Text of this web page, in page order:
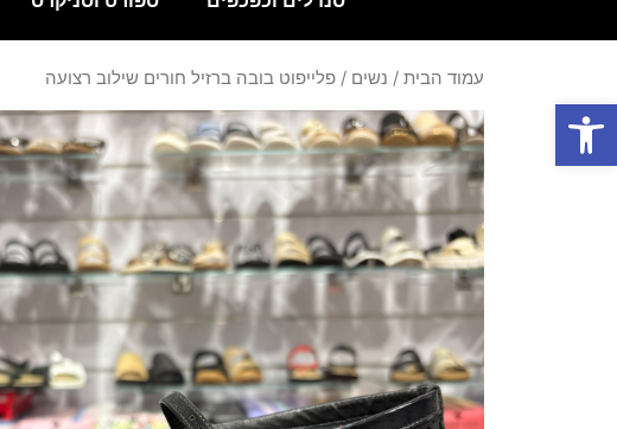
פתח סרגל נגישות
עמוד הבית / נשים / פלייפוט בובה ברזיל חורים שילוב רצועה